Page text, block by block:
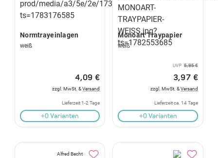
Normtrayeinlagen
weiß
4,09 €
zzgl. MwSt. &Versand
Lieferzeit 1-2 Tage
+0 Varianten
Monoart Traypapier
weiß
UVP 5,95 €
3,97 €
zzgl. MwSt. &Versand
Lieferzeit ca. 14 Tage
+0 Varianten
Alfred Becht